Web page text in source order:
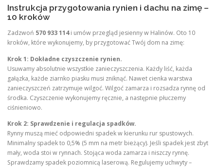
Instrukcja przygotowania rynien i dachu na zimę –
10 kroków
Zadzwoń 570 933 114i umów przegląd jesienny w Halinów. Oto 10
kroków, które wykonujemy, by przygotować Twój dom na zimę:
Krok 1: Dokładne czyszczenie rynien.
Usuwamy absolutnie wszystkie zanieczyszczenia. Każdy liść, każda
gałązka, każde ziarnko piasku musi zniknąć. Nawet cienka warstwa
zanieczyszczeń zatrzymuje wilgoć. Wilgoć zamarza i rozsadza rynnę od
środka. Czyszczenie wykonujemy ręcznie, a następnie płuczemy
ciśnieniowo.
Krok 2: Sprawdzenie i regulacja spadków.
Rynny muszą mieć odpowiedni spadek w kierunku rur spustowych.
Minimalny spadek to 0,5% (5 mm na metr bieżący). Jeśli spadek jest zbyt
mały, woda stoi w rynnach. Stojąca woda zamarza i niszczy rynnę.
Sprawdzamy spadek poziomnicą laserową. Regulujemy uchwyty –